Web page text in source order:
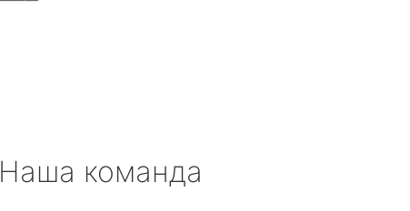
Наша команда